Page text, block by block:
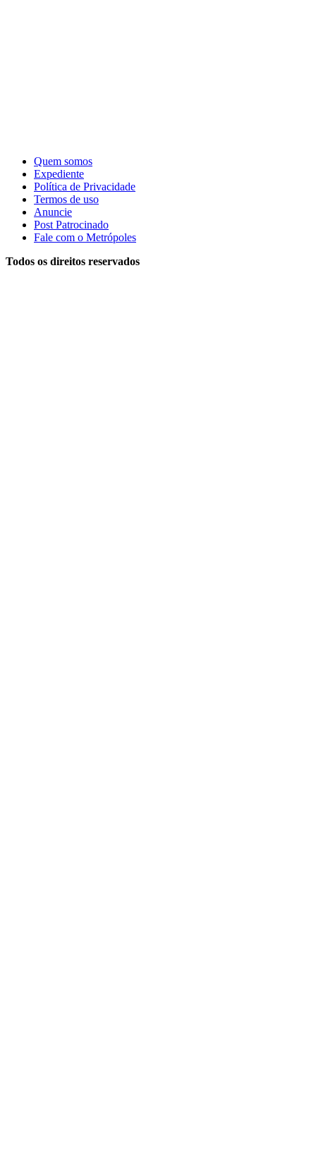
Quem somos
Expediente
Política de Privacidade
Termos de uso
Anuncie
Post Patrocinado
Fale com o Metrópoles
Todos os direitos reservados